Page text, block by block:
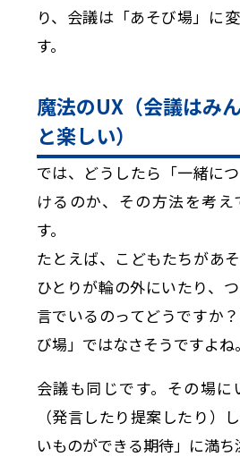
り、会議は「あそび場」に
す。
魔法のUX（会議はみ
と楽しい）
では、どうしたら「一緒に
けるのか、その方法を考え
す。
たとえば、こどもたちがあ
ひとりが輪の外にいたり、
言でいるのってどうですか
び場」ではなさそうですよね。
会議も同じです。その場
（発言したり提案したり）
いものができる期待」に満ち